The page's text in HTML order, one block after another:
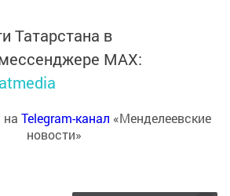
Татарстана в
MАХ:
на Telegram-канал «Менделеевские
новости»